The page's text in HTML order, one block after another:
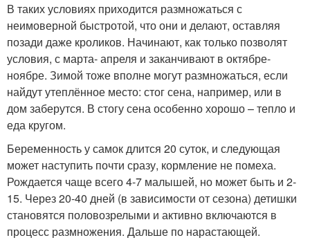
В таких условиях приходится размножаться с
неимоверной быстротой, что они и делают, оставляя
позади даже кроликов. Начинают, как только позволят
условия, с марта- апреля и заканчивают в октябре-
ноябре. Зимой тоже вполне могут размножаться, если
найдут утеплённое место: стог сена, например, или в
дом заберутся. В стогу сена особенно хорошо – тепло и
еда кругом.
Беременность у самок длится 20 суток, и следующая
может наступить почти сразу, кормление не помеха.
Рождается чаще всего 4-7 малышей, но может быть и 2-
15. Через 20-40 дней (в зависимости от сезона) детишки
становятся половозрелыми и активно включаются в
процесс размножения. Дальше по нарастающей.